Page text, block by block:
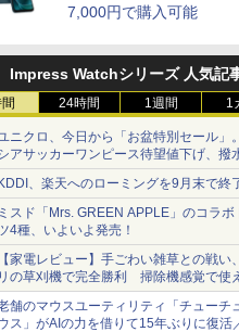
7,000円で購入可能
Impress Watchシリーズ 人気記
24時間 1週間 1
ニクロ、今日から「お盆特別セール」
アサッカーワンピース待望値下げ、撥
ョーツは1990円に
、楽天へのローミングを9月末で終
スド「Mrs. GREEN APPLE」のコラボ
4種、いよいよ発売！
家電レビュー】手ごわい雑草との戦い
の草刈機で完全勝利 掃除機感覚で使
舗のマウスユーティリティ「チューチ
ス」がAIの力を借りて15年ぶりに復活